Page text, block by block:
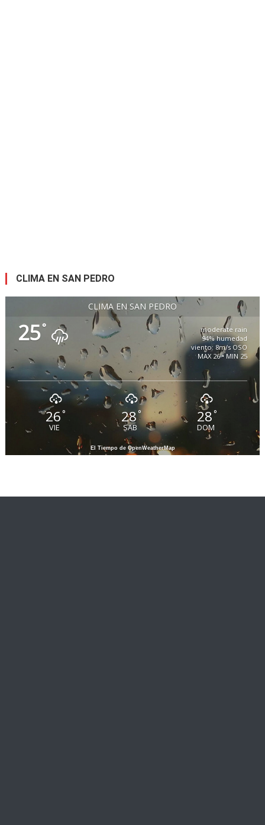
CLIMA EN SAN PEDRO
CLIMA EN SAN PEDRO
25°
moderate rain
94% humedad
viento: 8m/s OSO
MAX 26 • MIN 25
26°
VIE
28 °
SAB
28°
DOM
El Tiempo de OpenWeatherMap